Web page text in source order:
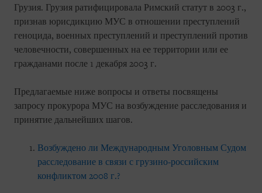
Грузия. Грузия ратифицировала Римский статут в 2003 г.,
признав юрисдикцию МУС в отношении преступлений
геноцида, военных преступлений и преступлений против
человечности, совершенных на ее территории или ее
гражданами после 1 декабря 2003 г.
Предлагаемые ниже вопросы и ответы посвящены
запросу прокурора МУС на возбуждение расследования и
принятие дальнейших шагов.
Возбуждено ли Международным Уголовным Судом
расследование в связи с грузино-российским
конфликтом 2008 г.?